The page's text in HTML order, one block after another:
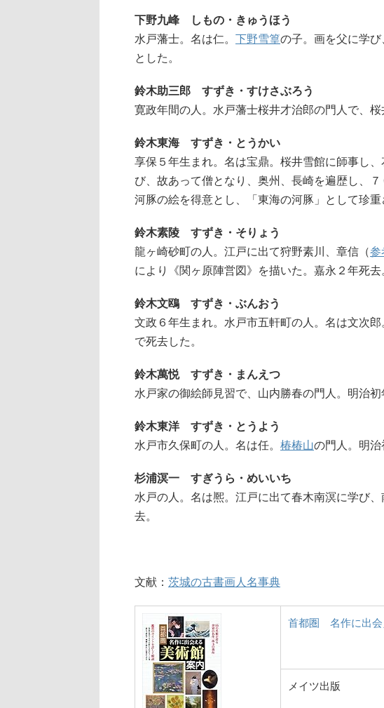
下野九峰 しもの・きゅうほう
水戸藩士。名は仁。 下野雪篁の子。画を父に学
とした。
鈴木助三郎 すずき・すけさぶろう
寛政年間の人。水戸藩士桜井才治郎の門人で、桜
鈴木東海 すずき・とうかい
享保５年生まれ。名は宝鼎。桜井雪館に師事し
び、故あって僧となり、奥州、長崎を遍歴し、
河豚の絵を得意とし、「東海の河豚」として珍
鈴木素陵 すずき・そりょう
龍ヶ崎砂町の人。江戸に出て狩野素川、章信（参
により《関ヶ原陣営図》を描いた。嘉永２年死去
鈴木文鴎 すずき・ぶんおう
文政６年生まれ。水戸市五軒町の人。名は文次
で死去した。
鈴木萬悦 すずき・まんえつ
水戸家の御絵師見習で、山内勝春の門人。明治初
鈴木東洋 すずき・とうよう
水戸市久保町の人。名は任。 椿椿山の門人。明治
杉浦溟一 すぎうら・めいいち
水戸の人。名は熈。江戸に出て春木南溟に学び
去。
文献： 茨城の古書画人名事典
首都圏 名作に出
メイツ出版